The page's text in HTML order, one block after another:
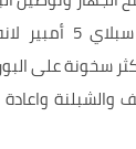
ويفضل أن يكون
سخونة على
والشبلنة